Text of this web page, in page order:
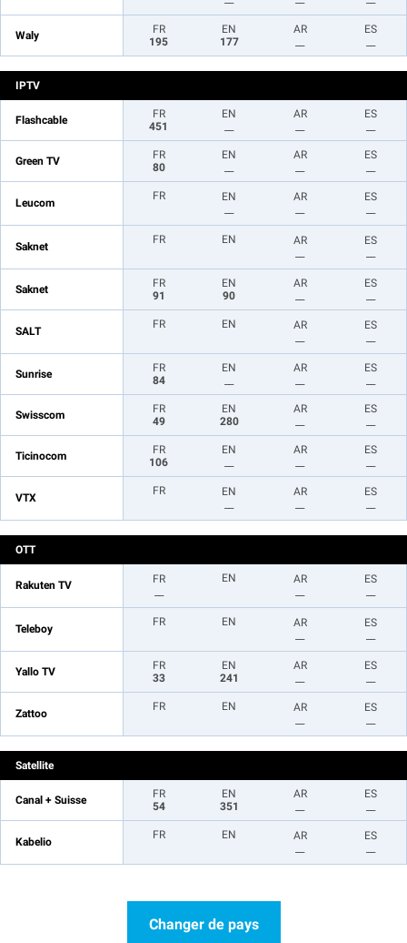
Waly
FR
195
EN
177
AR
ES
IPTV
Flashcable
FR
451
EN
AR
ES
Green TV
FR
80
EN
AR
ES
Leucom
FR
EN
AR
ES
Saknet
FR EN
AR
ES
Saknet
FR
91
EN
90
AR
ES
SALT
FR EN
AR
ES
Sunrise
FR
84
EN
AR
ES
Swisscom
FR
49
EN
280
AR
ES
Ticinocom
FR
106
EN
AR
ES
VTX
FR
EN
AR
ES
OTT
Rakuten TV
FR
EN
AR
ES
Teleboy
FR EN
AR
ES
Yallo TV
FR
33
EN
241
AR
ES
Zattoo
FR EN
AR
ES
Satellite
Canal + Suisse
FR
54
EN
351
AR
ES
Kabelio
FR EN
AR
ES
Changer de pays